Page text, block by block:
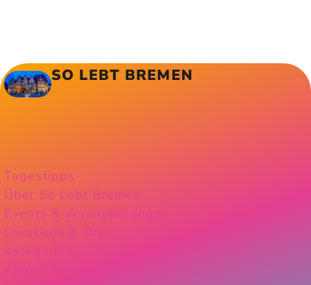
SO LEBT BREMEN
Tagestipps
Über So Lebt Bremen
Events & Veranstaltungen
Locations & Orte
Kategorien